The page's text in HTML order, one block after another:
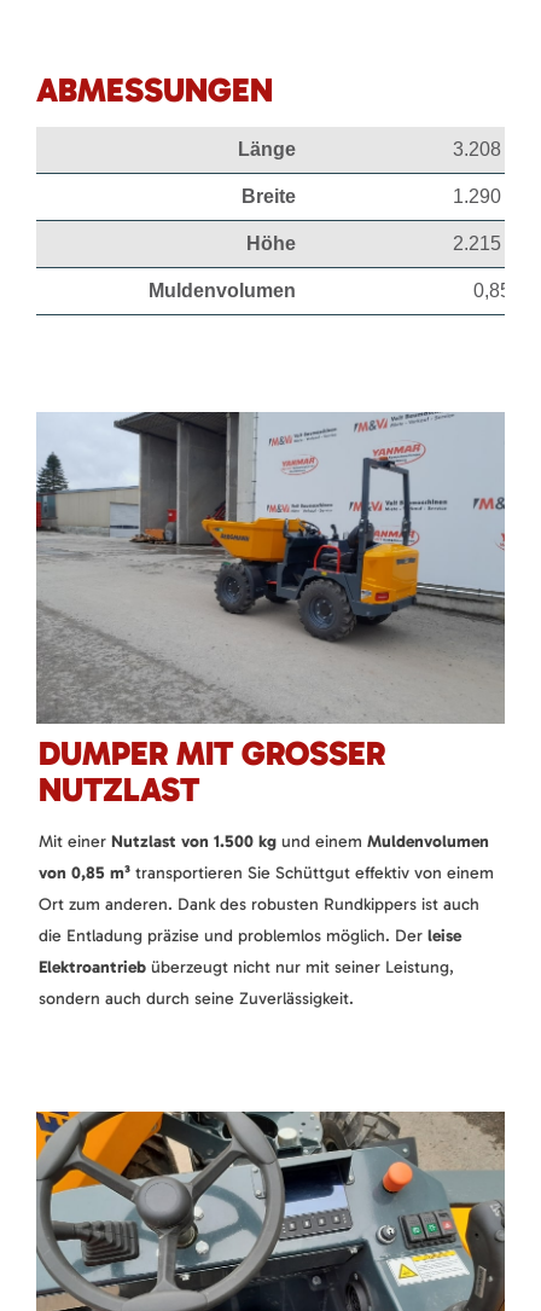
ABMESSUNGEN
Länge 3.208 mm
Breite 1.290 mm
Höhe 2.215 mm
Muldenvolumen 0,85 m³
DUMPER MIT GROSSER N
UTZLAST
Mit einer Nutzlast von 1.500 kg und einem Muldenvolumen
von 0,85 m³ transportieren Sie Schüttgut effektiv von einem
Ort zum anderen. Dank des robusten Rundkippers ist auch
die Entladung präzise und problemlos möglich. Der leise
Elektroantrieb überzeugt nicht nur mit seiner Leistung,
sondern auch durch seine Zuverlässigkeit.